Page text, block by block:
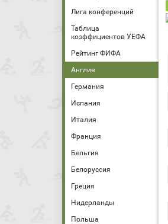
Лига конференций
Таблица
коэффициентов УЕФА
Рейтинг ФИФА
Англия
Германия
Испания
Италия
Франция
Бельгия
Белоруссия
Греция
Нидерланды
Польша